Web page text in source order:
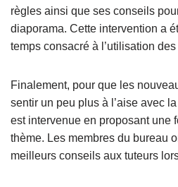
règles ainsi que ses conseils
diaporama. Cette intervention a
temps consacré à l’utilisation
Finalement, pour que les
sentir un peu plus à l’aise avec
est intervenue en proposant une
thème. Les membres du bureau
meilleurs conseils aux tuteurs